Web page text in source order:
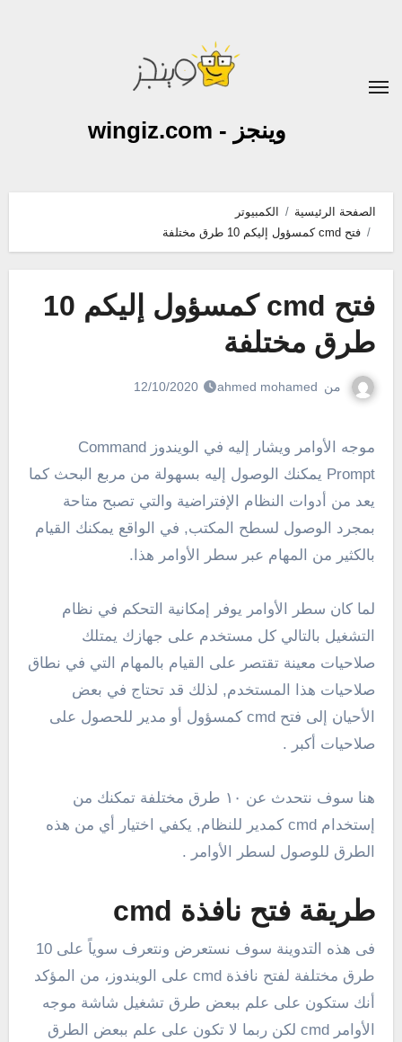
وينجز - wingiz.com
الصفحة الرئيسية
الكمبيوتر
فتح cmd كمسؤول إليكم 10 طرق مختلفة
فتح cmd كمسؤول إليكم 10
طرق مختلفة
من ahmed mohamed
12/10/2020
موجه الأوامر ويشار إليه في الويندوز Command
Prompt يمكنك الوصول إليه بسهولة من مربع البحث كما
يعد من أدوات النظام الإفتراضية والتي تصبح متاحة
بمجرد الوصول لسطح المكتب, في الواقع يمكنك القيام
بالكثير من المهام عبر سطر الأوامر هذا.
لما كان سطر الأوامر يوفر إمكانية التحكم في نظام
التشغيل بالتالي كل مستخدم على جهازك يمتلك
صلاحيات معينة تقتصر على القيام بالمهام التي في نطاق
صلاحيات هذا المستخدم, لذلك قد تحتاج في بعض
الأحيان إلى فتح cmd كمسؤول أو مدير للحصول على
صلاحيات أكبر .
هنا سوف نتحدث عن ١٠ طرق مختلفة تمكنك من
إستخدام cmd كمدير للنظام, يكفي اختيار أي من هذه
الطرق للوصول لسطر الأوامر .
طريقة فتح نافذة cmd
فى هذه التدوينة سوف نستعرض ونتعرف سوياً على 10
طرق مختلفة لفتح نافذة cmd على الويندوز، من المؤكد
أنك ستكون على علم ببعض طرق تشغيل شاشة موجه
الأوامر cmd لكن ربما لا تكون على علم ببعض الطرق